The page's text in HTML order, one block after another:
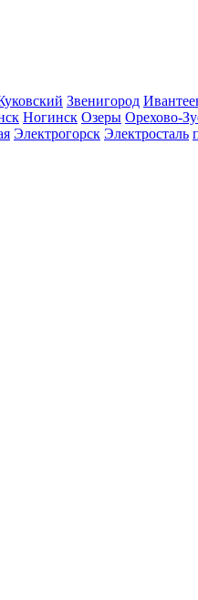
Звенигород
Ногинск Озеры Орехово-
Электрогорск Электросталь